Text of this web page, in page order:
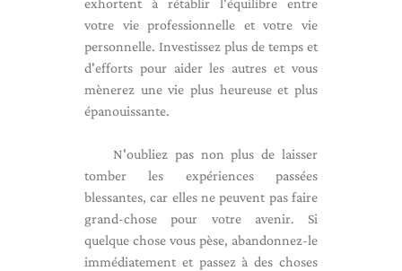
exhortent à rétablir l'équilibre entre
votre vie professionnelle et votre vie
personnelle. Investissez plus de temps et
d'efforts pour aider les autres et vous
mènerez une vie plus heureuse et plus
épanouissante.
N'oubliez pas non plus de laisser
tomber les expériences passées
blessantes, car elles ne peuvent pas faire
grand-chose pour votre avenir. Si
quelque chose vous pèse, abandonnez-le
immédiatement et passez à des choses